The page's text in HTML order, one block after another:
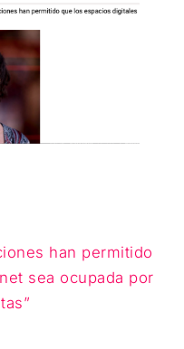
han permitido
sea ocupada por